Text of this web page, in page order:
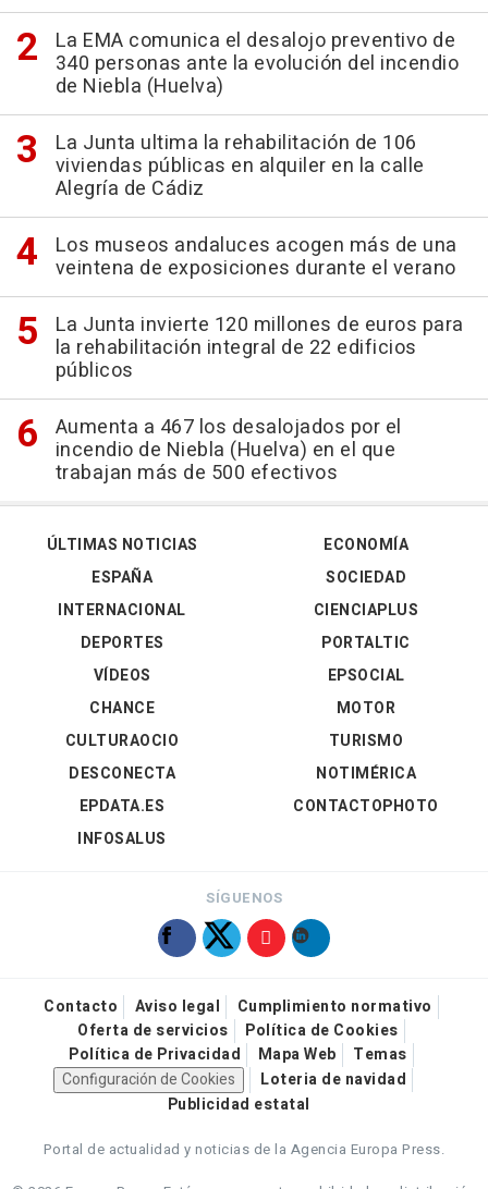
La EMA comunica el desalojo preventivo de
340 personas ante la evolución del incendio
de Niebla (Huelva)
La Junta ultima la rehabilitación de 106
viviendas públicas en alquiler en la calle
Alegría de Cádiz
Los museos andaluces acogen más de una
veintena de exposiciones durante el verano
La Junta invierte 120 millones de euros para
la rehabilitación integral de 22 edificios
públicos
Aumenta a 467 los desalojados por el
incendio de Niebla (Huelva) en el que
trabajan más de 500 efectivos
ÚLTIMAS NOTICIAS
ESPAÑA
INTERNACIONAL
DEPORTES
VÍDEOS
ECONOMÍA
SOCIEDAD
CIENCIAPLUS
PORTALTIC
EPSOCIAL
CHANCE
CULTURAOCIO
DESCONECTA
EPDATA.ES
INFOSALUS
MOTOR
TURISMO
NOTIMÉRICA
CONTACTOPHOTO
SÍGUENOS
Contacto Aviso legal
Cumplimiento normativo
Oferta de servicios
Política de Cookies
Política de Privacidad
Mapa Web
Temas
Configuración de Cookies
Loteria de navidad
Publicidad estatal
Portal de actualidad y noticias de la Agencia Europa Press.